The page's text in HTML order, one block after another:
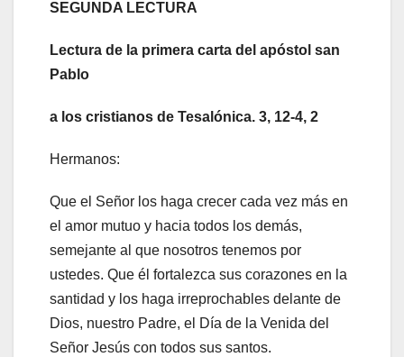
SEGUNDA LECTURA
Lectura de la primera carta del apóstol san
Pablo
a los cristianos de Tesalónica. 3, 12-4, 2
Hermanos:
Que el Señor los haga crecer cada vez más en
el amor mutuo y hacia todos los demás,
semejante al que nosotros tenemos por
ustedes. Que él fortalezca sus corazones en la
santidad y los haga irreprochables delante de
Dios, nuestro Padre, el Día de la Venida del
Señor Jesús con todos sus santos.